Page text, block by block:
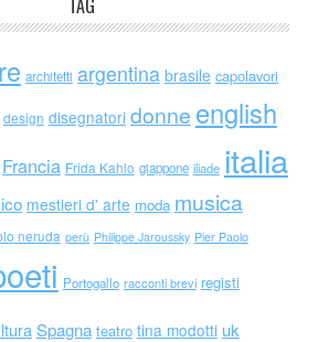
TAG
architetti argentina brasile capolavori
design disegnatori donne english
Francia Frida Kahlo giappone iliade italia
mestieri d' arte moda musica
neruda perù Philippe Jaroussky Pier Paolo
Portogallo racconti brevi registi
Spagna teatro tina modotti uk